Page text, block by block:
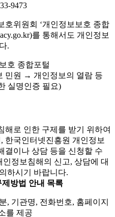
9473
위원회 ‘개인정보보호 종합
를 통해서도 개인정보
.
호 종합포털
민원 → 개인정보의 열람 등
실명인증 필요)
로 인한 구제를 받기 위하여
한국인터넷진흥원 개인정보
결이나 상담 등을 신청할 수
정보침해의 신고, 상담에 대
하시기 바랍니다.
방법 안내 목록
, 기관명, 전화번호, 홈페이지
를 제공